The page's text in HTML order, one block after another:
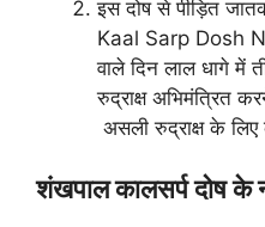
इस दोष से पीड़ित
Kaal Sarp Dosh
वाले दिन लाल धागे में
रुद्राक्ष अभिमंत्रित
असली रुद्राक्ष के
शंखपाल कालसर्प दोष के